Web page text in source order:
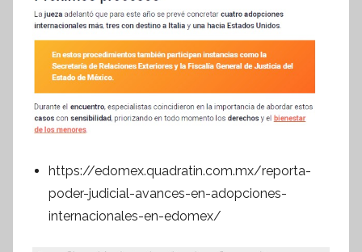
https://edomex.quadratin.com.mx/reporta-
poder-judicial-avances-en-adopciones-
internacionales-en-edomex/